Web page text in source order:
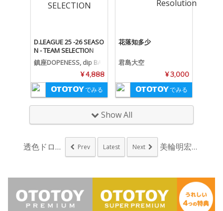
D.LEAGUE 25 -26 SEASO
N - TEAM SELECTION
鎮座DOPENESS, dip BA
TTLES, dj.Blackoly¥ 4,888
でみる
花落知多少
君島大空
¥ 3,000
でみる
Show All
透色ドロップ、卒業＆... Prev Latest Next 美輪明宏、90歳の誕...